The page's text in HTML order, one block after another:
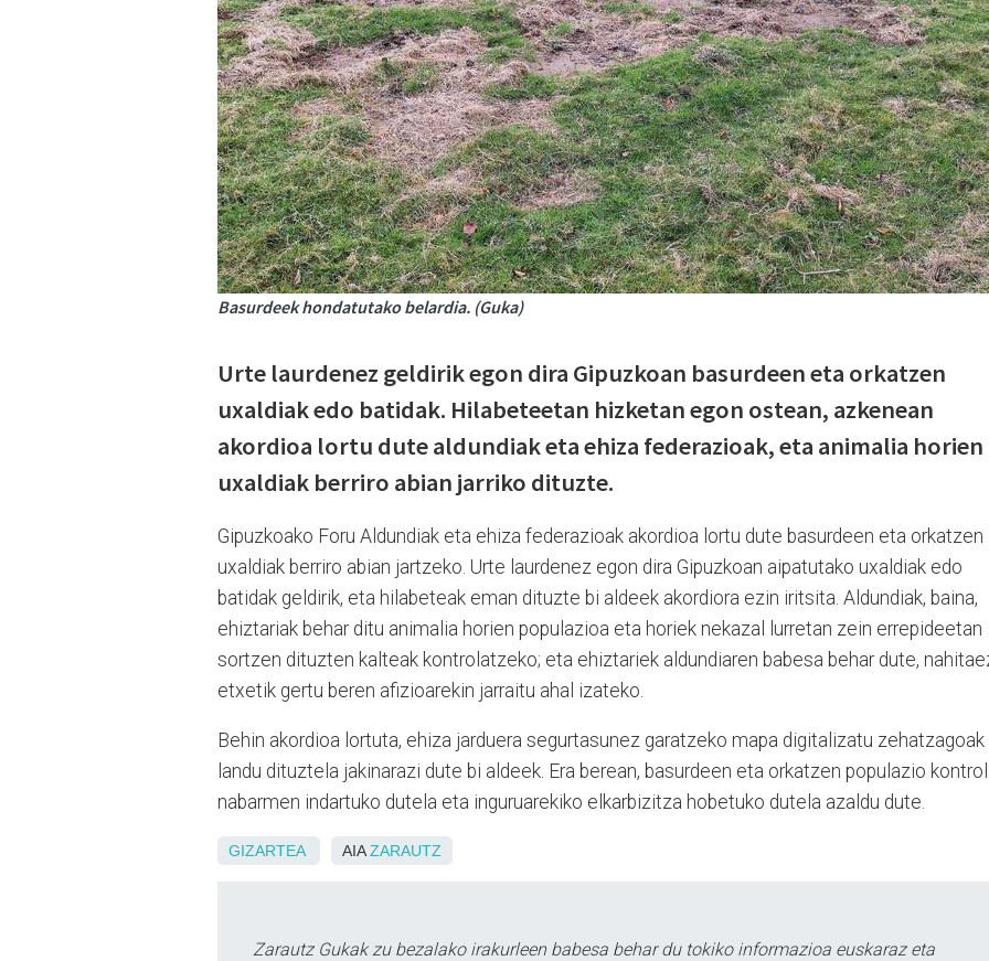
Basurdeek hondatutako belardia. (Guka)
Urte laurdenez geldirik egon dira Gipuzkoan basurdeen eta orkatzen
uxaldiak edo batidak. Hilabeteetan hizketan egon ostean, azkenean
akordioa lortu dute aldundiak eta ehiza federazioak, eta animalia horien
uxaldiak berriro abian jarriko dituzte.
Gipuzkoako Foru Aldundiak eta ehiza federazioak akordioa lortu dute basurdeen eta orkatzen
uxaldiak berriro abian jartzeko. Urte laurdenez egon dira Gipuzkoan aipatutako uxaldiak edo
batidak geldirik, eta hilabeteak eman dituzte bi aldeek akordiora ezin iritsita. Aldundiak, baina,
ehiztariak behar ditu animalia horien populazioa eta horiek nekazal lurretan zein errepideetan
sortzen dituzten kalteak kontrolatzeko; eta ehiztariek aldundiaren babesa behar dute,
etxetik gertu beren afizioarekin jarraitu ahal izateko.
Behin akordioa lortuta, ehiza jarduera segurtasunez garatzeko mapa digitalizatu zehatzagoak
landu dituztela jakinarazi dute bi aldeek. Era berean, basurdeen eta orkatzen populazio
nabarmen indartuko dutela eta inguruarekiko elkarbizitza hobetuko dutela azaldu dute.
GIZARTEA AIAZARAUTZ
Zarautz Gukak zu bezalako irakurleen babesa behar du tokiko informazioa euskaraz eta